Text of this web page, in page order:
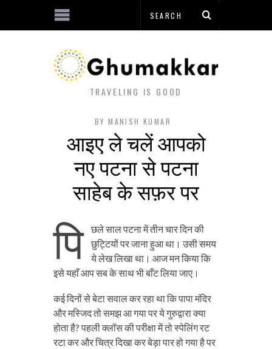
TRAVELING IS GOOD
BY MANISH KUMAR
आइए ले चलें आपको
नए पटना से पटना
साहेब के सफ़र पर
पि
छले साल पटना में तीन चार दिन की
छुट्टियों पर जाना हुआ था। उसी समय
ये लेख लिखा था। आज मन किया कि
इसे यहाँ आप सब के साथ भी बाँट लिया जाए।
कई दिनों से बेटा सवाल कर रहा था कि पापा मंदिर
और मस्जिद तो समझ आ गया पर ये गुरुद्वारा क्या
होता है? पहली क्लॉस की परीक्षा में तो स्पेलिंग रट
रटा कर और चित्र दिखा कर बेड़ा पार हो गया है पर